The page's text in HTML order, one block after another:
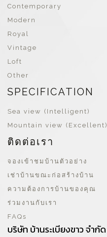
Contemporary
Modern
Royal
Vintage
Loft
Other
SPECIFICATION
Sea view (Intelligent)
Mountain view (Excellent)
ติดต่อเรา
จองเข้าชมบ้านตัวอย่าง
เช่าบ้านขณะก่อสร้างบ้าน
ความต้องการบ้านของคุณ
ร่วมงานกับเรา
FAQs
บริษัท บ้านระเบียงขาว จำกัด